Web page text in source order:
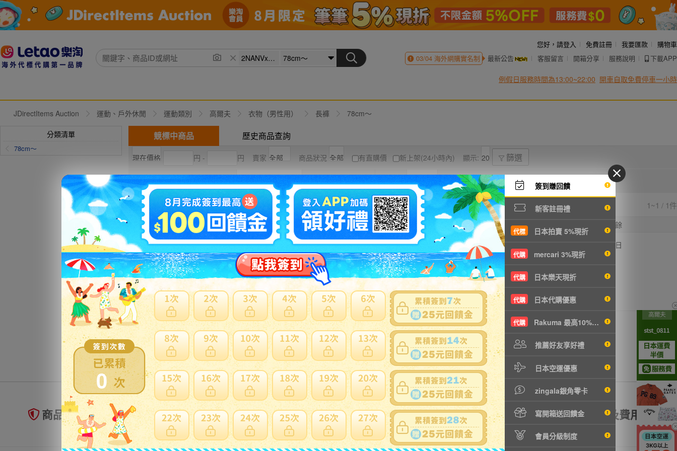
0
簽到賺回饋
新客註冊禮
代標 日本拍賣 5%現折
代購 mercari 3%現折
代購 日本樂天現折
代購 日本代購優惠
代購 Rakuma 最高10%現折
推薦好友享好禮
日本空運優惠
zingala銀角零卡
寫開箱送回饋金
會員分級制度
您好， 請登入 免費註冊 我要匯款
購物車
03/04海外網購實名制 最新公告 客服留言 開箱分享 服務說明 下載APP
例假日服務時間為13:00~22:00 開車自取免費停車一小時
JDirectItems Auction 運動、戶外休閒 運動類別 高爾夫 衣物（男性用） 長褲 78cm～
分類清單
78cm～
競標中商品 歷史商品查詢
円 - 円 賣家 商品狀況 有直購價 新上架(24小時內) 顯示: 篩選
現在出價 直購價 競標高到低 結標時間 圖片 列表
收藏賣家加入收藏 1~1 / 1件
目前價格 直購價
剩餘
★新品正規品 PEARLYGATES/ジャックバニー JBロゴ2wayコ
ットンストレッチ テーパードパンツ size4(M)
更多此賣家商品
1,800円
NT389元
2日
1~1件 / 1件 1 跳至 頁
商品未到貨全額理賠 賣家寄錯全額處理 運送損壞全額理賠 全透明資訊及費用